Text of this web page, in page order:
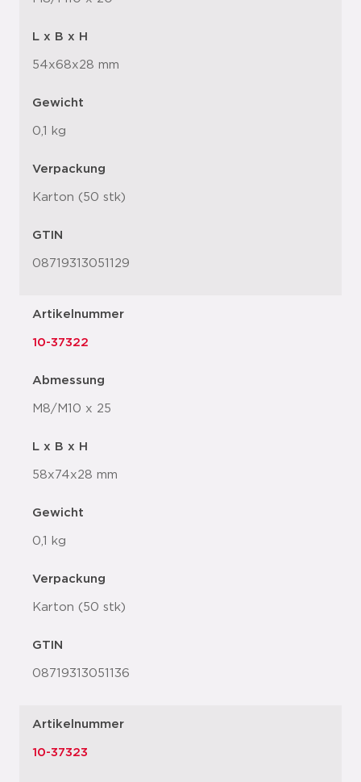
L x B x H
54x68x28 mm
Gewicht
0,1 kg
Verpackung
Karton (50 stk)
GTIN
08719313051129
Artikelnummer
10-37322
Abmessung
M8/M10 x 25
L x B x H
58x74x28 mm
Gewicht
0,1 kg
Verpackung
Karton (50 stk)
GTIN
08719313051136
Artikelnummer
10-37323